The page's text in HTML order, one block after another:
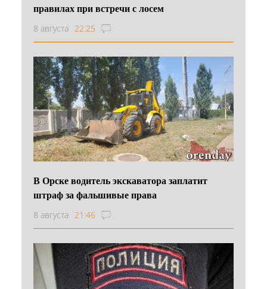
правилах при встречи с лосем
8 августа 22:25
В Орске водитель экскаватора заплатит
штраф за фальшивые права
8 августа 21:46